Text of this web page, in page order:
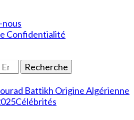
Confidentialité
Battikh Origine Algérienne
Célébrités